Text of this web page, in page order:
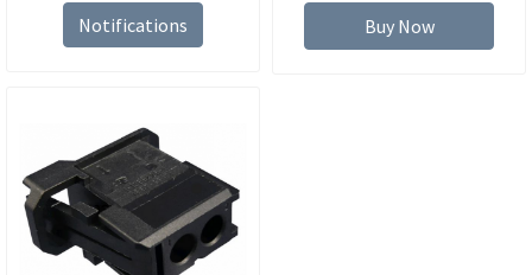
Notifications Buy Now